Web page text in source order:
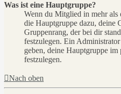
Was ist eine Hauptgruppe?
Wenn du Mitglied in mehr als
die Hauptgruppe dazu, deine
Gruppenrang, der bei dir
festzulegen. Ein
geben, deine Hauptgruppe
festzulegen.
Nach oben